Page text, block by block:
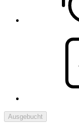
Ausgebucht